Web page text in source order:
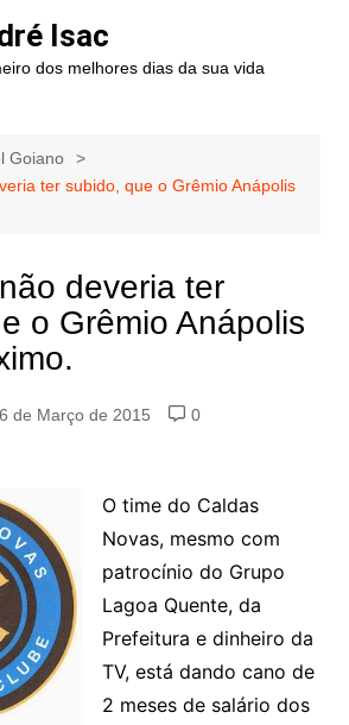
Isac
dos melhores dias da sua vida
Goiano
ter subido, que o Grêmio Anápolis
deveria ter
o Grêmio Anápolis
de Março de 2015
0
O time do Caldas
Novas, mesmo com
patrocínio do Grupo
Lagoa Quente, da
Prefeitura e dinheiro da
TV, está dando cano de
2 meses de salário dos